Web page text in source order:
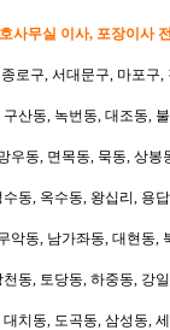
사무실 이사, 포장이사
로구, 서대문구, 마포구,
산동, 녹번동, 대조동,
우동, 면목동, 묵동, 상봉
동, 옥수동, 왕십리, 용
악동, 남가좌동, 대현동,
동, 토당동, 하중동, 강
치동, 도곡동, 삼성동,